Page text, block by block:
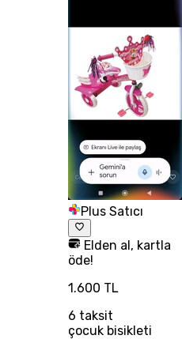
Plus Satıcı
Elden al, kartla
öde!
1.600 TL
6 taksit
çocuk bisikleti